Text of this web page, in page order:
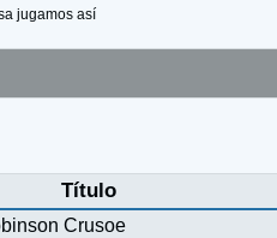
jugamos así
Título
Crusoe